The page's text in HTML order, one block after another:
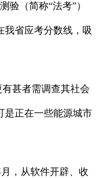
（简称“法考”）
我省应考分数线，吸
甚者需调查其社会
是正在一些能源城市
，从软件开辟、收